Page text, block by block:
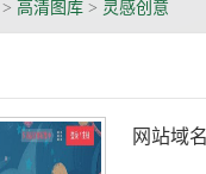
> 高清图库 > 灵感创意
网站域名